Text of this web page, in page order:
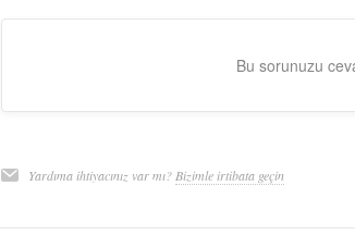
Bu sorunuzu
Yardıma ihtiyacınız var mı? Bizimle irtibata geçin